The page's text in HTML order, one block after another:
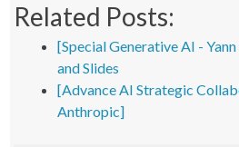
Related Posts:
[Special Generative AI -
and Slides
[Advance AI Strategic
Anthropic]